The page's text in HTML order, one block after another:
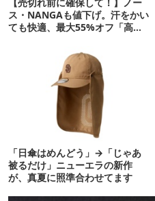
ス・NANGAも値下げ。汗をかい
ても快適、最大55%オフ「高機
「日傘はめんどう」→「じゃあ
被るだけ」ニューエラの新作
が、真夏に照準合わせてます